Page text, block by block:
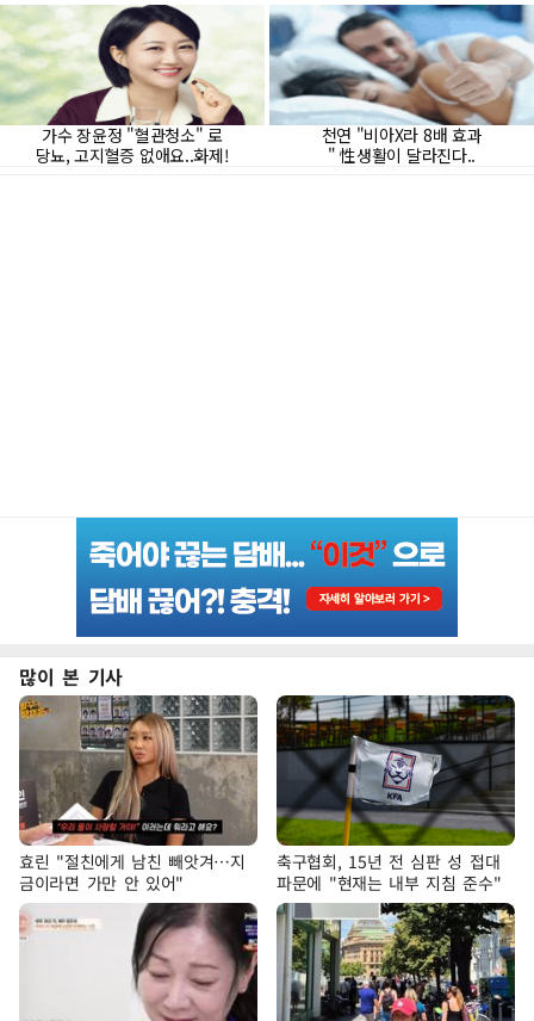
많이 본 기사
효린 "절친에게 남친 빼앗겨…지
금이라면 가만 안 있어"
축구협회, 15년 전 심판 성 접대
파문에 "현재는 내부 지침 준수"